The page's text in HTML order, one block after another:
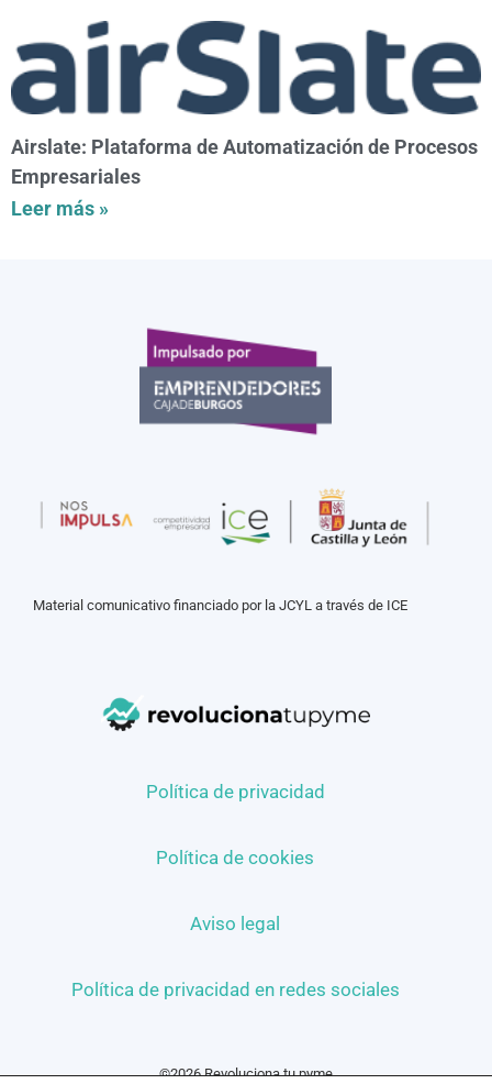
Airslate: Plataforma de Automatización de Procesos
Empresariales
Leer más »
Material comunicativo financiado por la JCYL a través de ICE
Política de privacidad
Política de cookies
Aviso legal
Política de privacidad en redes sociales
©2026 Revoluciona tu pyme